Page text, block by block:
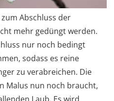
Abschluss der
mehr gedüngt werden.
nur noch bedingt
sodass es reine
zu verabreichen. Die
Malus nun noch braucht,